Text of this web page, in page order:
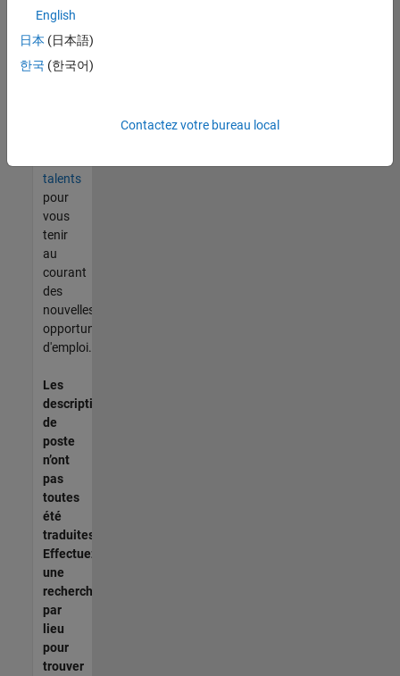
d'offre
corresponde
à vos
talents
pour
vous
tenir
au
courant
des
nouvelles
opportunités
d'emploi.
Les
descriptions
de
poste
n’ont
pas
toutes
été
traduites.
Effectuez
une
recherche
par
lieu
pour
trouver
English
日本 (日本語)
한국 (한국어)
Contactez votre bureau local